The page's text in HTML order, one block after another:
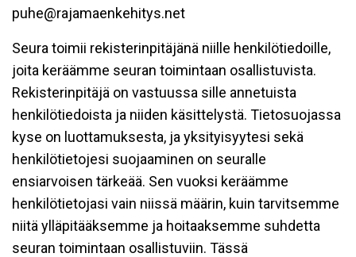
puhe@rajamaenkehitys.net
Seura toimii rekisterinpitäjänä niille henkilötiedoille,
joita keräämme seuran toimintaan osallistuvista.
Rekisterinpitäjä on vastuussa sille annetuista
henkilötiedoista ja niiden käsittelystä. Tietosuojassa
kyse on luottamuksesta, ja yksityisyytesi sekä
henkilötietojesi suojaaminen on seuralle
ensiarvoisen tärkeää. Sen vuoksi keräämme
henkilötietojasi vain niissä määrin, kuin tarvitsemme
niitä ylläpitääksemme ja hoitaaksemme suhdetta
seuran toimintaan osallistuviin. Tässä